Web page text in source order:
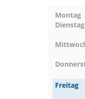
Montag
Dienstag
Freitag